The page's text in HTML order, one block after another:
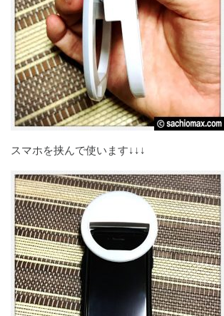
スマホを挟んで使います↓↓↓